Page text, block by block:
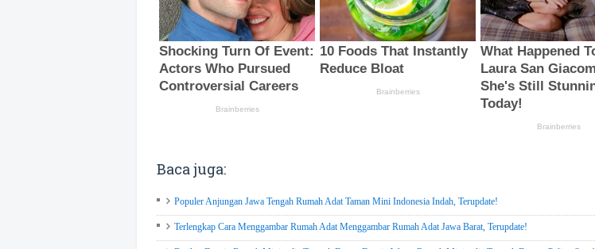
Baca juga:
Populer Anjungan Jawa Tengah Rumah Adat Taman Mini Indonesia Indah, Terupdate!
Terlengkap Cara Menggambar Rumah Adat Menggambar Rumah Adat Jawa Barat, Terupdate!